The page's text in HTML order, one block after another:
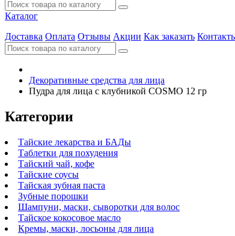
Каталог
Доставка Оплата Отзывы Акции Как заказать
Декоративные средства для лица
Пудра для лица с клубникой COSMO 12 гр
Категории
Тайские лекарства и БАДы
Таблетки для похудения
Тайский чай, кофе
Тайские соусы
Тайская зубная паста
Зубные порошки
Шампуни, маски, сыворотки для волос
Тайское кокосовое масло
Кремы, маски, лосьоны для лица